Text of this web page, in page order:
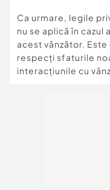
Ca urmare, legile
nu se aplică în cazul
acest vânzător.
respecți sfaturile
interacțiunile cu